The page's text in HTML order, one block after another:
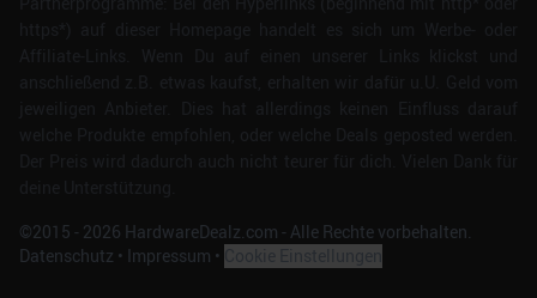
©2015 - 2026 HardwareDealz.com - Alle Rechte vorbehalten.
Datenschutz • Impressum •